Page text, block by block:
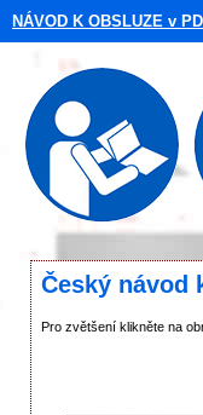
NÁVOD K OBSLUZE v
Český návod
Pro zvětšení klikněte na